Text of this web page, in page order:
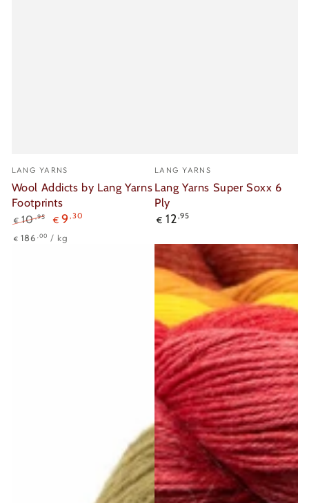
Verkäufer/in:
LANG YARNS
Wool Addicts by Lang Yarns
Footprints
Regulärer
€ 10,95
Verkaufspreis
€ 9 ,30
Stückpreis
€ 186 ,00 / pro
kg
Verkäufer/in:
LANG YARNS
Lang Yarns Super Soxx 6
Ply
Regulärer
€ 12,95